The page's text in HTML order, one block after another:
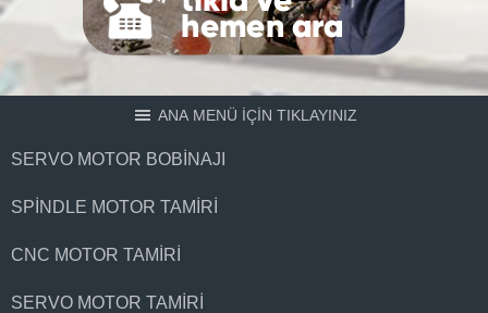
ANA MENÜ İÇİN TIKLAYINIZ
SERVO MOTOR BOBINAJI
SPINDLE MOTOR TAMIRI
CNC MOTOR TAMIRI
SERVO MOTOR TAMIRI